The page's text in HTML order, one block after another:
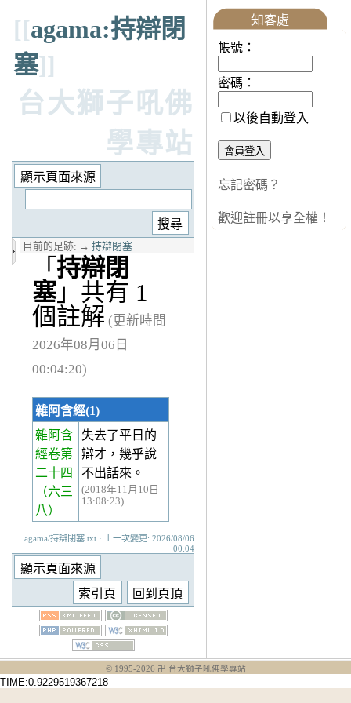
[[agama:持辯閉
塞]]
台大獅子吼佛
學專站
目前的足跡: → 持辯閉塞
「 持辯閉
塞」共有 1
個註解 (更新時間
2026年08月06日
00:04:20)
雜阿含經(1)
雜阿含
經卷第
二十四
（六三
八）
失去了平日的
辯才，幾乎說
不出話來。
(2018年11月10日
13:08:23)
agama/持辯閉塞.txt · 上一次變更: 2026/08/06
00:04
知客處
帳號：
密碼：
以後自動登入
忘記密碼？
歡迎註冊以享全權！
© 1995-2026 卍 台大獅子吼佛學專站
TIME:0.9229519367218